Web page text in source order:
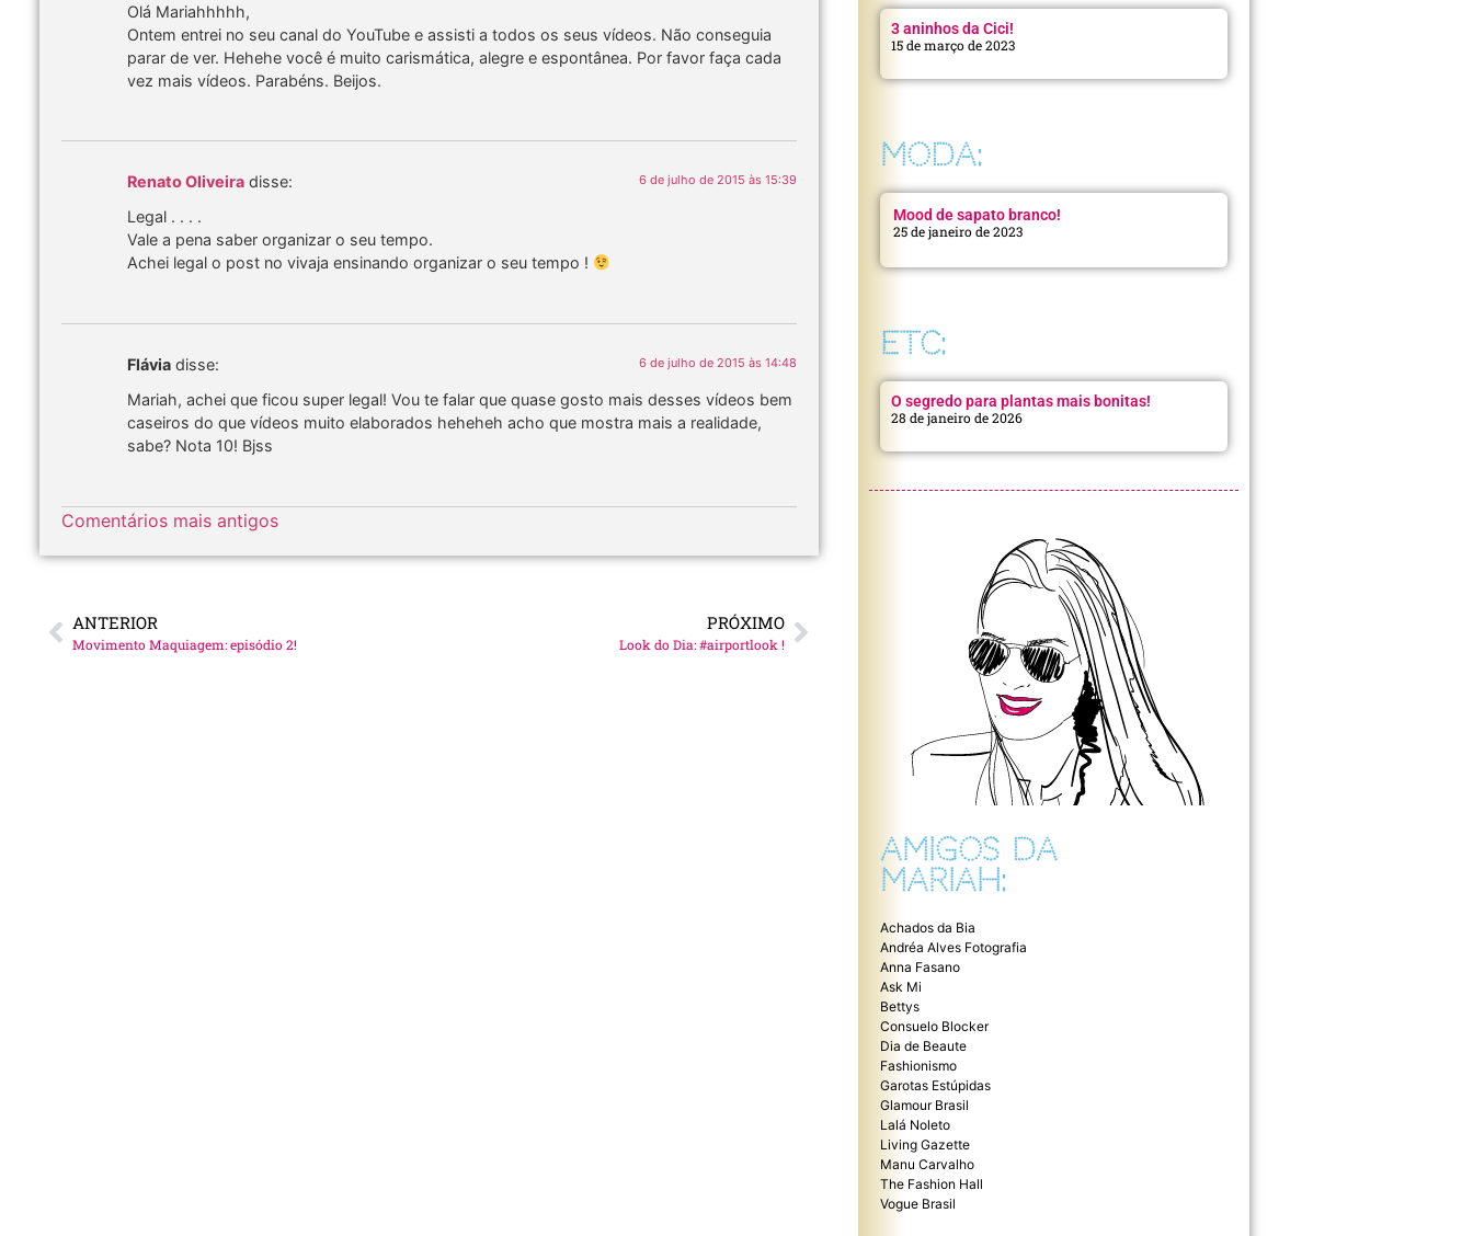
Olá Mariahhhhh,
Ontem entrei no seu canal do YouTube e assisti a todos os seus vídeos. Não conseguia
parar de ver. Hehehe você é muito carismática, alegre e espontânea. Por favor faça cada
vez mais vídeos. Parabéns. Beijos.
Renato Oliveira disse: 6 de julho de 2015 às 15:39
Legal . . . .
Vale a pena saber organizar o seu tempo.
Achei legal o post no vivaja ensinando organizar o seu tempo !
Flávia disse: 6 de julho de 2015 às 14:48
Mariah, achei que ficou super legal! Vou te falar que quase gosto mais desses vídeos bem
caseiros do que vídeos muito elaborados heheheh acho que mostra mais a realidade,
sabe? Nota 10! Bjss
Comentários mais antigos
ANTERIOR
Movimento Maquiagem: episódio 2!
PRÓXIMO
Look do Dia: #airportlook !
3 aninhos da Cici!
15 de março de 2023
MODA:
Mood de sapato branco!
25 de janeiro de 2023
ETC:
O segredo para plantas mais bonitas!
28 de janeiro de 2026
AMIGOS DA
MARIAH:
Achados da Bia
Andréa Alves Fotografia
Anna Fasano
Ask Mi
Bettys
Consuelo Blocker
Dia de Beaute
Fashionismo
Garotas Estúpidas
Glamour Brasil
Lalá Noleto
Living Gazette
Manu Carvalho
The Fashion Hall
Vogue Brasil